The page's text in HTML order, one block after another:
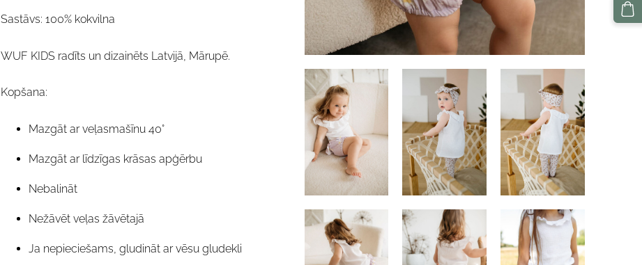
Sastāvs: 100% kokvilna
WUF KIDS radīts un dizainēts Latvijā, Mārupē.
Kopšana:
Mazgāt ar veļasmašīnu 40°
Mazgāt ar līdzīgas krāsas apģērbu
Nebalināt
Nežāvēt veļas žāvētajā
Ja nepieciešams, gludināt ar vēsu gludekli